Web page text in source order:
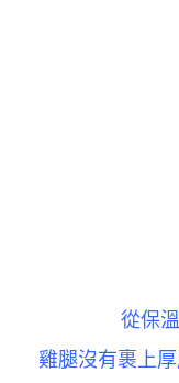
從保
雞腿沒有裹上